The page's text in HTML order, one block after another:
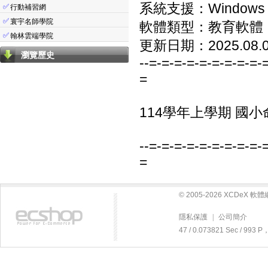
✅行動補習網
✅寰宇名師學院
✅翰林雲端學院
瀏覽歷史
系統支援：
軟體類型：教育軟體
更新日期：
--=-=-=-=-=-=-=-=-=-
=
114學年上學期 國
--=-=-=-=-=-=-=-=-=-
=
© 2005-2026 XCDeX 軟體
隱私保護
公司簡介
47 / 0.073821 Sec / 993 P